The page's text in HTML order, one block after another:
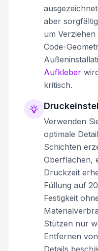
aber
um
Code-
Aufkleber
kritisch.
Verwenden
optimale
Schichten
Oberflächen,
Druckzeit
Füllung auf
Festigkeit
Stützen nur
Entfernen
Details